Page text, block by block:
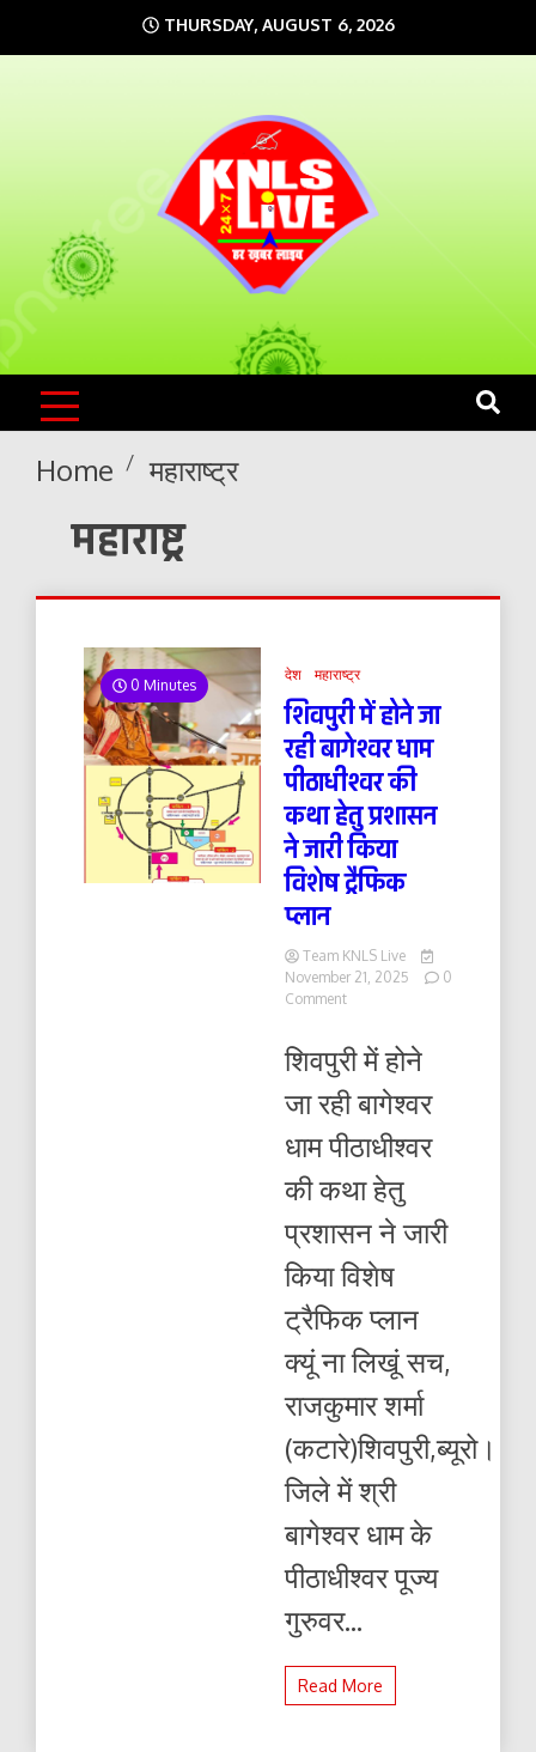
to
THURSDAY, AUGUST 6, 2026
KNLS LIVE
India`s No.1 News Portal
Home महाराष्ट्र
महाराष्ट्र
0 Minutes
देश महाराष्ट्र
शिवपुरी में होने जा
रही बागेश्वर धाम
पीठाधीश्वर की
कथा हेतु प्रशासन
ने जारी किया
विशेष ट्रैफिक
प्लान
Team KNLS Live
November 21, 2025
0
Commenton
होने
रही
धाम
पीठाधीश्वर
की
हेतु
प्रशासन
ने
किया
ट्रैफिक
शिवपुरी में होने
जा रही बागेश्वर
धाम पीठाधीश्वर
की कथा हेतु
प्रशासन ने जारी
किया विशेष
ट्रैफिक प्लान
क्यूं ना लिखूं सच,
राजकुमार शर्मा
(कटारे)शिवपुरी,ब्यूरो।
जिले में श्री
बागेश्वर धाम के
पीठाधीश्वर पूज्य
गुरुवर...
Read More